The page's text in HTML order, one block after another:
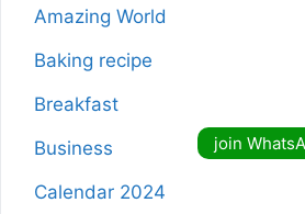
Amazing World
Baking recipe
Breakfast
Business
Calendar 2024